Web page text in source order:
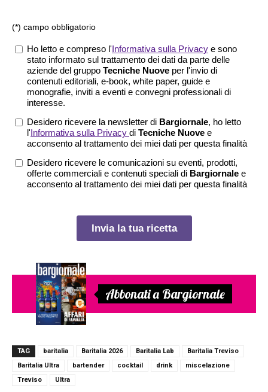
Abbonati a Bargiornale
TAG baritalia Baritalia 2026 Baritalia Lab
Baritalia Treviso
Baritalia Ultra
bartender cocktail drink
miscelazione
Treviso
Ultra